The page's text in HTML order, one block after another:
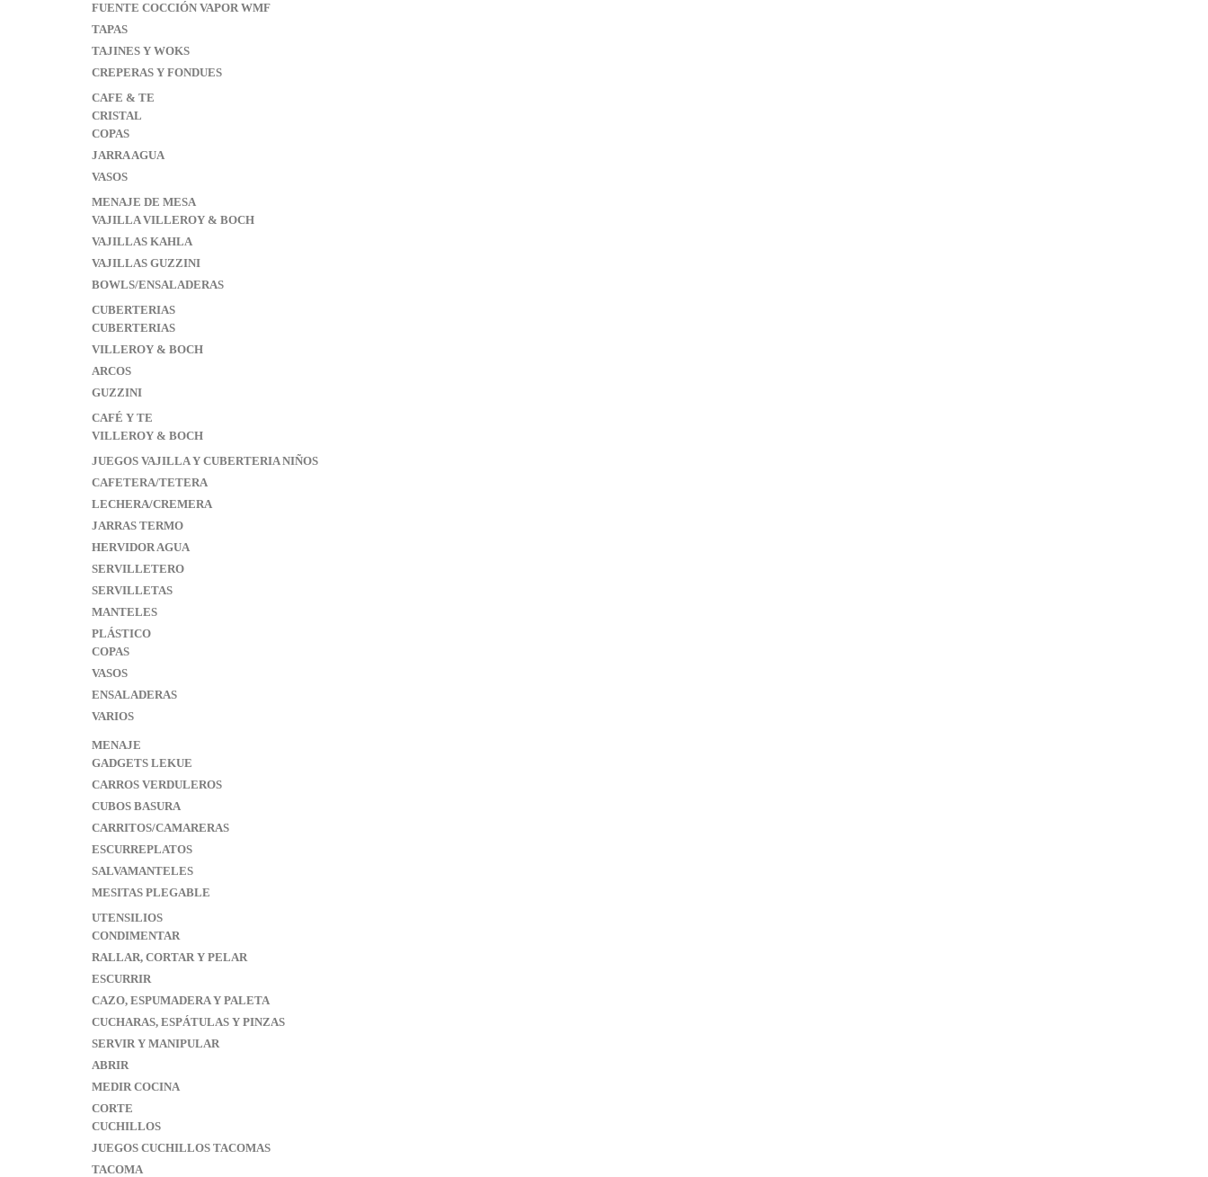
FUENTE COCCIÓN VAPOR WMF
TAPAS
TAJINES Y WOKS
CREPERAS Y FONDUES
CAFE & TE
CRISTAL
COPAS
JARRA AGUA
VASOS
MENAJE DE MESA
VAJILLA VILLEROY & BOCH
VAJILLAS KAHLA
VAJILLAS GUZZINI
BOWLS/ENSALADERAS
CUBERTERIAS
CUBERTERIAS
VILLEROY & BOCH
ARCOS
GUZZINI
CAFÉ Y TE
VILLEROY & BOCH
JUEGOS VAJILLA Y CUBERTERIA NIÑOS
CAFETERA/TETERA
LECHERA/CREMERA
JARRAS TERMO
HERVIDOR AGUA
SERVILLETERO
SERVILLETAS
MANTELES
PLÁSTICO
COPAS
VASOS
ENSALADERAS
VARIOS
MENAJE
GADGETS LEKUE
CARROS VERDULEROS
CUBOS BASURA
CARRITOS/CAMARERAS
ESCURREPLATOS
SALVAMANTELES
MESITAS PLEGABLE
UTENSILIOS
CONDIMENTAR
RALLAR, CORTAR Y PELAR
ESCURRIR
CAZO, ESPUMADERA Y PALETA
CUCHARAS, ESPÁTULAS Y PINZAS
SERVIR Y MANIPULAR
ABRIR
MEDIR COCINA
CORTE
CUCHILLOS
JUEGOS CUCHILLOS TACOMAS
TACOMA